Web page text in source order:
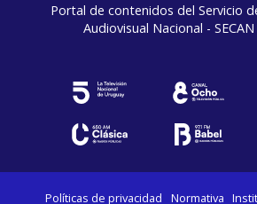
Portal de contenidos del Servicio
Audiovisual Nacional -
Políticas de privacidad Normativa